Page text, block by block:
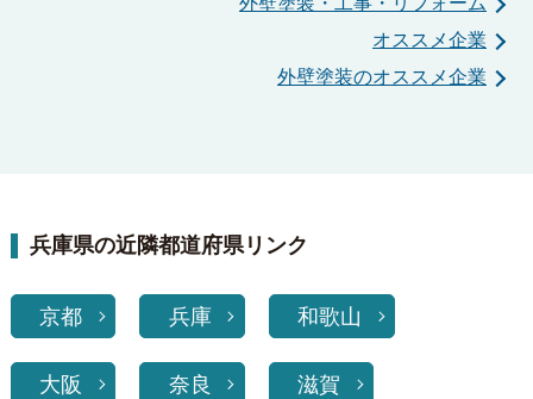
オススメ企業
外壁塗装のオススメ企業
兵庫県の近隣都道府県リンク
京都 兵庫 和歌山
大阪 奈良 滋賀